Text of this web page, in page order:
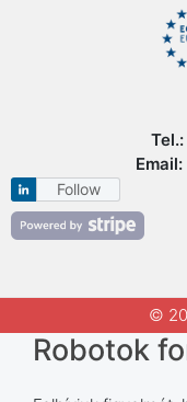
Tel.:
Email:
Follow
©
Robotok